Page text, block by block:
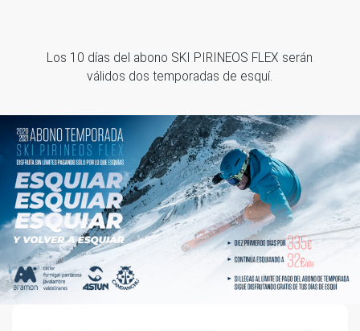
Los 10 días del abono SKI PIRINEOS FLEX serán
válidos dos temporadas de esquí.